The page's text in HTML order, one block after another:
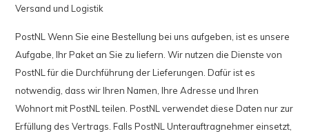
Versand und Logistik
PostNL Wenn Sie eine Bestellung bei uns aufgeben, ist es unsere
Aufgabe, Ihr Paket an Sie zu liefern. Wir nutzen die Dienste von
PostNL für die Durchführung der Lieferungen. Dafür ist es
notwendig, dass wir Ihren Namen, Ihre Adresse und Ihren
Wohnort mit PostNL teilen. PostNL verwendet diese Daten nur zur
Erfüllung des Vertrags. Falls PostNL Unterauftragnehmer einsetzt,